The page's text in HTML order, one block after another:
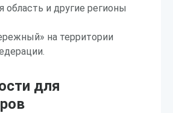
область и другие регионы
на территории
для